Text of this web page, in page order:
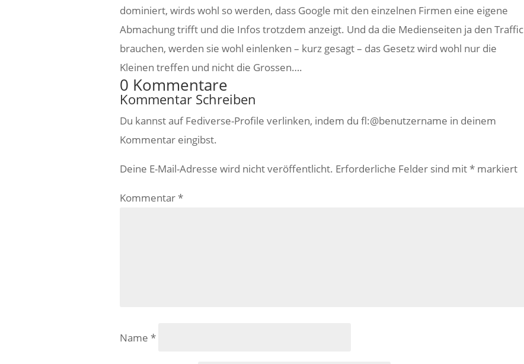
dominiert, wirds wohl so werden, dass Google mit den einzelnen Firmen eine eigene
Abmachung trifft und die Infos trotzdem anzeigt. Und da die Medienseiten ja den Traffic
brauchen, werden sie wohl einlenken – kurz gesagt – das Gesetz wird wohl nur die
Kleinen treffen und nicht die Grossen….
0 Kommentare
Kommentar Schreiben
Du kannst auf Fediverse-Profile verlinken, indem du fl:@benutzername in deinem
Kommentar eingibst.
Deine E-Mail-Adresse wird nicht veröffentlicht. Erforderliche Felder sind mit*markiert
Kommentar*
Name *